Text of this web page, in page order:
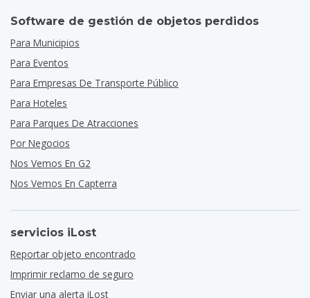
Software de gestión de objetos perdidos
Para Municipios
Para Eventos
Para Empresas De Transporte Público
Para Hoteles
Para Parques De Atracciones
Por Negocios
Nos Vemos En G2
Nos Vemos En Capterra
servicios iLost
Reportar objeto encontrado
Imprimir reclamo de seguro
Enviar una alerta iLost